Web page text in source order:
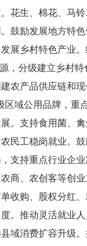
花生、棉花、马
鼓励发展地方特色
乡村特色产业。
，分级建立乡村
农产品供应链和
区域公用品牌，重
。支持食用菌、
工稳岗就业。鼓
支持重点行业企
商、农创客等创
收购、股权分红
。推动灵活就业
消费扩容升级。